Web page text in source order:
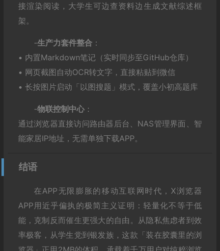
接渲染阅读，大学生可边查资料边生成文献综述框
架。
-‌生产力套件整合‌：
• 内置Markdown笔记（实时同步至GitHub仓库）
• 网页截图自动OCR转文字，直接粘贴到微信
• 长按图片启动「以图搜题」模式，覆盖小初高题库
-‌物联控制中心‌：
通过浏览器直接访问路由器后台、NAS管理界面、智
能家居IP地址，无需单独下载APP。
结语
在APP无限膨胀的移动互联网时代，X浏览器
APP用近乎偏执的极简主义证明：轻量化不等于低
能，克制反而催生更强大的自由。从隐私焦虑者到效
率极客，从学生党到银发族，这款「装在胶囊里的浏